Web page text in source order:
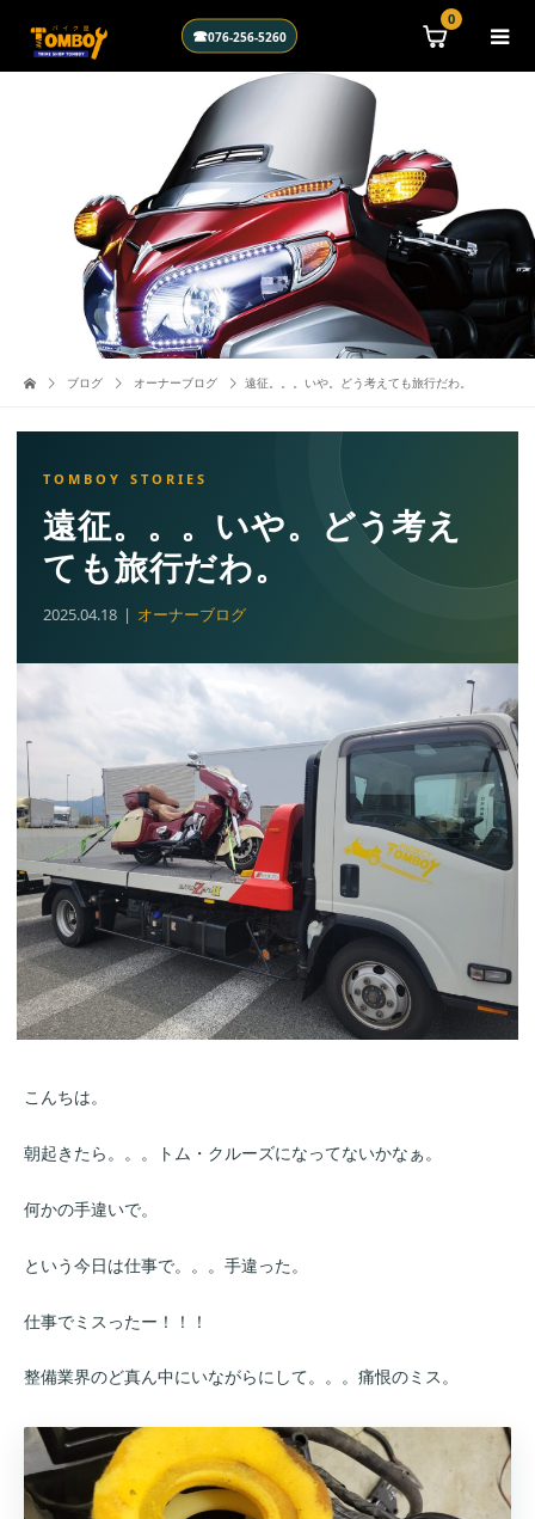
0
☎076-256-5260
ブログ オーナーブログ 遠征。。。いや。どう考えても旅行だわ。
遠征。。。いや。どう考え
ても旅行だわ。
2025.04.18 オーナーブログ
こんちは。
朝起きたら。。。トム・クルーズになってないかなぁ。
何かの手違いで。
という今日は仕事で。。。手違った。
仕事でミスったー！！！
整備業界のど真ん中にいながらにして。。。痛恨のミス。